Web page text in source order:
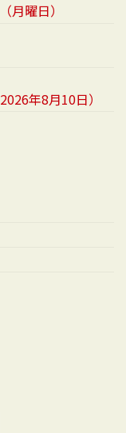
月曜日）
年8月10日）